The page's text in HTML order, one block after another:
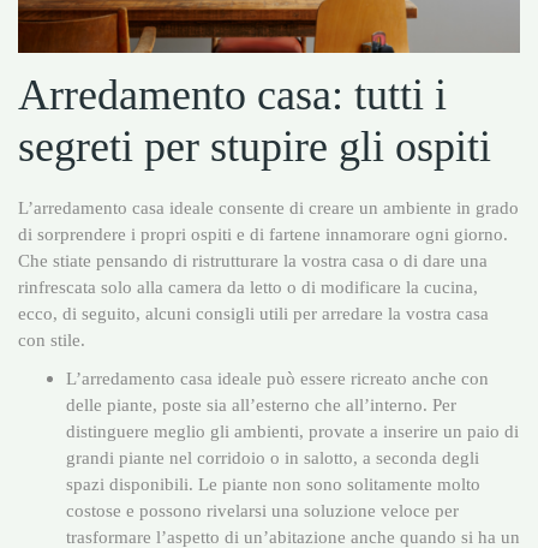
Arredamento casa: tutti i
segreti per stupire gli ospiti
L’arredamento casa ideale consente di creare un ambiente in grado
di sorprendere i propri ospiti e di fartene innamorare ogni giorno.
Che stiate pensando di ristrutturare la vostra casa o di dare una
rinfrescata solo alla camera da letto o di modificare la cucina,
ecco, di seguito, alcuni consigli utili per arredare la vostra casa
con stile.
L’arredamento casa ideale può essere ricreato anche con
delle piante, poste sia all’esterno che all’interno. Per
distinguere meglio gli ambienti, provate a inserire un paio di
grandi piante nel corridoio o in salotto, a seconda degli
spazi disponibili. Le piante non sono solitamente molto
costose e possono rivelarsi una soluzione veloce per
trasformare l’aspetto di un’abitazione anche quando si ha un